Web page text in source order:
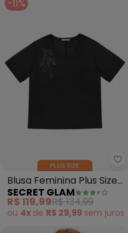
-11%
Blusa Feminina Plus Size
(Preto)
SECRET GLAM
R$ 119,99R$ 134,99
ou 4x de R$ 29,99 sem juros